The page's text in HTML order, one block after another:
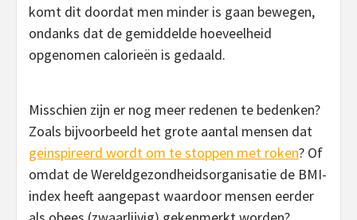
komt dit doordat men minder is gaan bewegen,
ondanks dat de gemiddelde hoeveelheid
opgenomen calorieën is gedaald.
Misschien zijn er nog meer redenen te bedenken?
Zoals bijvoorbeeld het grote aantal mensen dat
geinspireerd wordt om te stoppen met roken? Of
omdat de Wereldgezondheidsorganisatie de BMI-
index heeft aangepast waardoor mensen eerder